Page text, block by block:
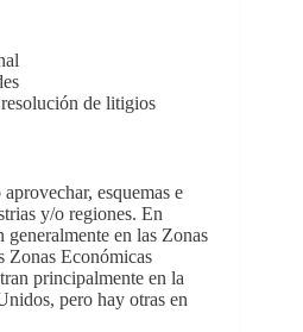
de litigios
esquemas e
y/o regiones. En
generalmente en las Zonas
Zonas Económicas
principalmente en la
pero hay otras en